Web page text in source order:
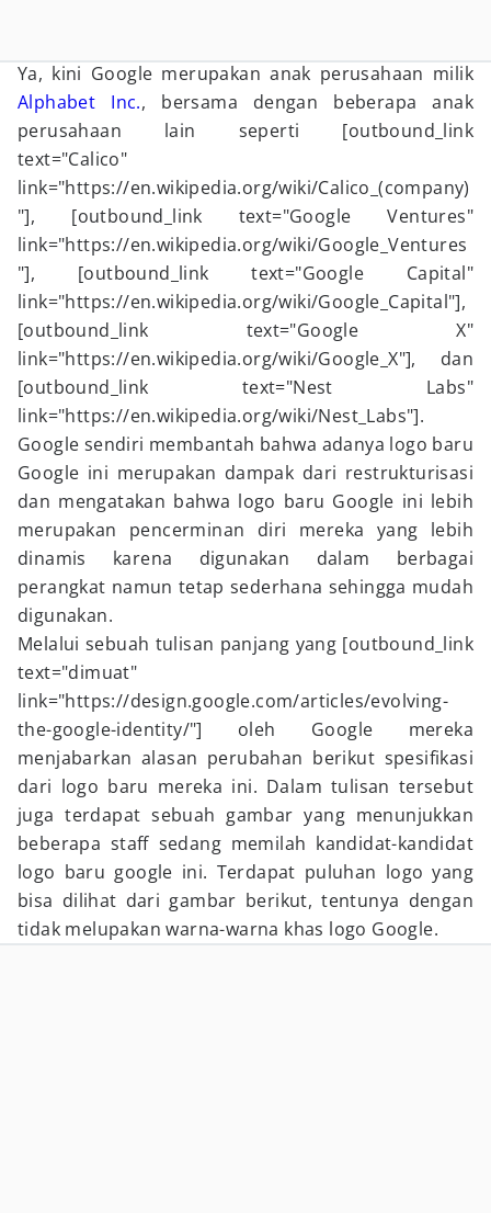
Ya, kini Google merupakan anak perusahaan milik
Alphabet Inc., bersama dengan beberapa anak
perusahaan lain seperti [outbound_link
text="Calico"
link="https://en.wikipedia.org/wiki/Calico_(company)
"], [outbound_link text="Google Ventures"
link="https://en.wikipedia.org/wiki/Google_Ventures
"], [outbound_link text="Google Capital"
link="https://en.wikipedia.org/wiki/Google_Capital"],
[outbound_link text="Google X"
link="https://en.wikipedia.org/wiki/Google_X"], dan
[outbound_link text="Nest Labs"
link="https://en.wikipedia.org/wiki/Nest_Labs"].
Google sendiri membantah bahwa adanya logo baru
Google ini merupakan dampak dari restrukturisasi
dan mengatakan bahwa logo baru Google ini lebih
merupakan pencerminan diri mereka yang lebih
dinamis karena digunakan dalam berbagai
perangkat namun tetap sederhana sehingga mudah
digunakan.
Melalui sebuah tulisan panjang yang [outbound_link
text="dimuat"
link="https://design.google.com/articles/evolving-
the-google-identity/"] oleh Google mereka
menjabarkan alasan perubahan berikut spesifikasi
dari logo baru mereka ini. Dalam tulisan tersebut
juga terdapat sebuah gambar yang menunjukkan
beberapa staff sedang memilah kandidat-kandidat
logo baru google ini. Terdapat puluhan logo yang
bisa dilihat dari gambar berikut, tentunya dengan
tidak melupakan warna-warna khas logo Google.